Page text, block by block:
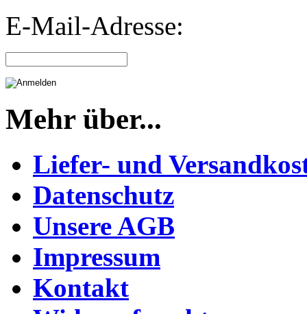
E-Mail-Adresse:
Mehr über...
Liefer- und
Datenschutz
Unsere AGB
Impressum
Kontakt